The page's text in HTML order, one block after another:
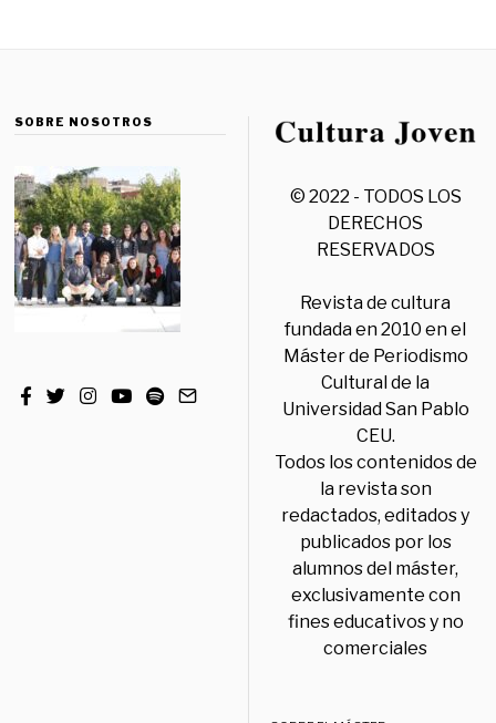
SOBRE NOSOTROS
© 2022 - TODOS LOS
DERECHOS
RESERVADOS
Revista de cultura
fundada en 2010 en el
Máster de Periodismo
Cultural de la
Universidad San Pablo
CEU.
Todos los contenidos de
la revista son
redactados, editados y
publicados por los
alumnos del máster,
exclusivamente con
fines educativos y no
comerciales